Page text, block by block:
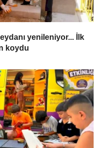
yenileniyor... İlk
koydu